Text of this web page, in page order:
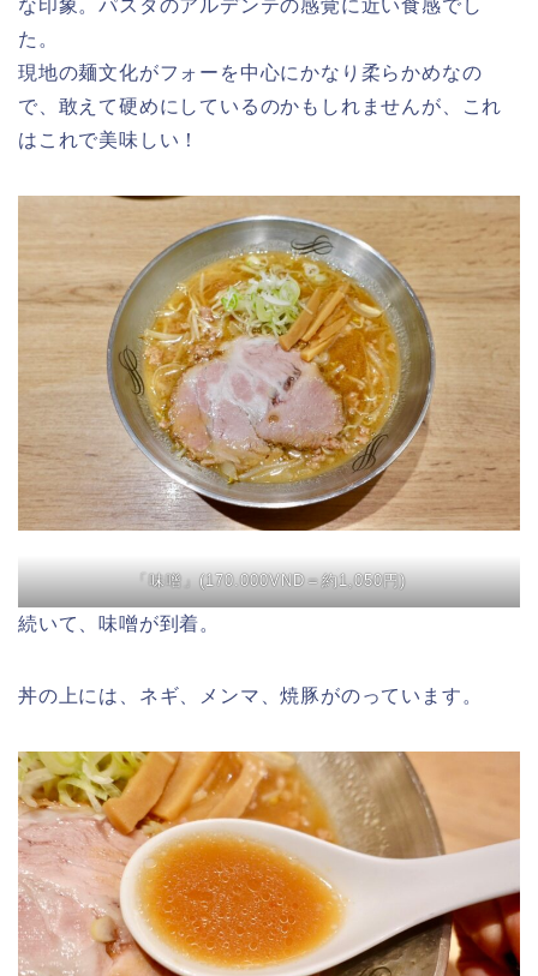
な印象。パスタのアルデンテの感覚に近い食感でし
た。
現地の麺文化がフォーを中心にかなり柔らかめなの
で、敢えて硬めにしているのかもしれませんが、これ
はこれで美味しい！
「味噌」(170.000VND＝約1,050円)
続いて、味噌が到着。
丼の上には、ネギ、メンマ、焼豚がのっています。